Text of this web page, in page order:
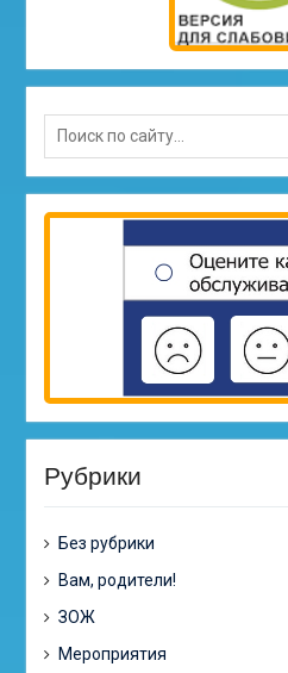
Search
for:
Рубрики
Без рубрики
Вам, родители!
ЗОЖ
Мероприятия